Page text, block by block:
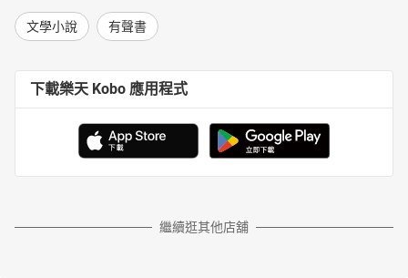
文學小說 有聲書
下載樂天 Kobo 應用程式
繼續逛其他店舖